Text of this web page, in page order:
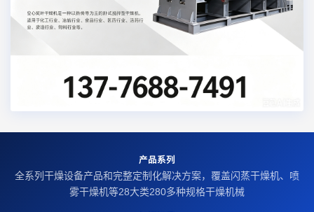
产品系列
全系列干燥设备产品和完整定制化解决方案，覆盖闪蒸干燥机、喷
雾干燥机等28大类280多种规格干燥机械